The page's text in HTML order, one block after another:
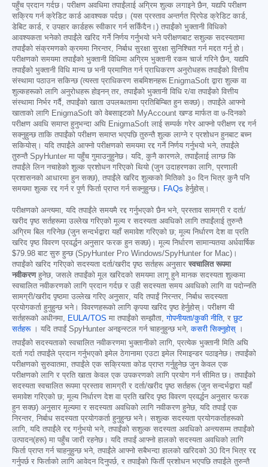
पहुँच प्रदान गर्दछ। परीक्षण अवधिमा तपाईंलाई अग्रिम शुल्क लगाइने छैन, यद्यपि परीक्षण
सक्रिय गर्न क्रेडिट कार्ड आवश्यक पर्दछ। (यस प्रस्ताव अन्तर्गत प्रिपेड क्रेडिट कार्ड,
डेबिट कार्ड, र उपहार कार्डहरू स्वीकार गर्न सकिँदैन।) तपाईंको भुक्तानी विधिको
आवश्यकता भनेको तपाईंले खरिद गर्ने निर्णय गर्नुभयो भने परीक्षणबाट सशुल्क सदस्यतामा
तपाईंको संक्रमणको क्रममा निरन्तर, निर्बाध सुरक्षा सुरक्षा सुनिश्चित गर्न मद्दत गर्नु हो।
परीक्षणको समयमा तपाईंको भुक्तानी विधिमा अग्रिम भुक्तानी रकम चार्ज गरिने छैन, यद्यपि
तपाईंको भुक्तानी विधि मान्य छ भनी प्रमाणित गर्न प्राधिकरण अनुरोधहरू तपाईंको वित्तीय
संस्थामा पठाउन सकिन्छ (त्यस्ता प्राधिकरण सबमिशनहरू EnigmaSoft द्वारा शुल्क वा
शुल्कहरूको लागि अनुरोधहरू होइनन् तर, तपाईंको भुक्तानी विधि र/वा तपाईंको वित्तीय
संस्थामा निर्भर गर्दै, तपाईंको खाता उपलब्धतामा प्रतिबिम्बित हुन सक्छ)। तपाईंले आफ्नो
खाताको लागि EnigmaSoft को वेबसाइटको MyAccount खण्ड मार्फत वा ७-दिनको
परीक्षण अवधि समाप्त हुनुभन्दा अघि EnigmaSoft लाई सम्पर्क गरेर आफ्नो परीक्षण रद्द गर्न
सक्नुहुन्छ ताकि तपाईंको परीक्षण समाप्त भएपछि तुरुन्तै शुल्क लाग्ने र प्रशोधन हुनबाट बच्न
सकियोस्। यदि तपाईंले आफ्नो परीक्षणको समयमा रद्द गर्ने निर्णय गर्नुभयो भने, तपाईंले
तुरुन्तै SpyHunter मा पहुँच गुमाउनुहुनेछ। यदि, कुनै कारणले, तपाईंलाई लाग्छ कि
तपाईंले लिन नचाहेको शुल्क प्रशोधन गरिएको थियो (जुन उदाहरणका लागि, प्रणाली
प्रशासनको आधारमा हुन सक्छ), तपाईंले खरिद शुल्कको मितिको ३० दिन भित्र कुनै पनि
समयमा शुल्क रद्द गर्न र पूर्ण फिर्ता प्राप्त गर्न सक्नुहुन्छ।
FAQs हेर्नुहोस्।
परीक्षणको अन्त्यमा, यदि तपाईंले समयमै रद्द गर्नुभएको छैन भने, प्रस्ताव सामग्री र दर्ता/
खरीद पृष्ठ सर्तहरूमा उल्लेख गरिएको मूल्य र सदस्यता अवधिको लागि तपाईंलाई तुरुन्तै
अग्रिम बिल गरिनेछ (जुन सन्दर्भद्वारा यहाँ समावेश गरिएको छ; मूल्य निर्धारण देश वा प्रति
खरिद पृष्ठ विवरण प्रवर्द्धन अनुसार फरक हुन सक्छ)। मूल्य निर्धारण सामान्यतया अर्धवार्षिक
$79.98 बाट सुरु हुन्छ (SpyHunter Pro Windows/SpyHunter for Mac)।
तपाईंको खरिद गरिएको सदस्यता दर्ता/खरीद पृष्ठ सर्तहरू अनुसार स्वचालित रूपमा
नवीकरणहुनेछ, जसले तपाईंको मूल खरिदको समयमा लागू हुने मानक सदस्यता शुल्कमा
स्वचालित नवीकरणको लागि प्रदान गर्दछ र उही सदस्यता समय अवधिको लागि वा पदोन्नति
सामग्री/खरीद पृष्ठमा उल्लेख गरिए अनुसार, यदि तपाईं निरन्तर, निर्बाध सदस्यता
प्रयोगकर्ता हुनुहुन्छ भने। विवरणहरूको लागि कृपया खरिद पृष्ठ हेर्नुहोस्। परीक्षण यी
सर्तहरूको अधीनमा, EULA/TOS मा तपाईंको सम्झौता,गोपनीयता/कुकी नीति, रछुट
सर्तहरू। यदि तपाईं SpyHunter अनइन्स्टल गर्न चाहनुहुन्छ भने,कसरी सिक्नुहोस् ।
तपाईंको सदस्यताको स्वचालित नवीकरणमा भुक्तानीको लागि, प्रत्येक भुक्तानी मिति अघि
दर्ता गर्दा तपाईंले प्रदान गर्नुभएको इमेल ठेगानामा एउटा इमेल रिमाइन्डर पठाइनेछ। तपाईंको
परीक्षणको सुरुवातमा, तपाईंले एक सक्रियता कोड प्राप्त गर्नुहुनेछ जुन केवल एक
परीक्षणको लागि र प्रति खाता केवल एक उपकरणको लागि प्रयोग गर्न सीमित छ। तपाईंको
सदस्यता स्वचालित रूपमा प्रस्ताव सामग्री र दर्ता/खरीद पृष्ठ सर्तहरू (जुन सन्दर्भद्वारा यहाँ
समावेश गरिएको छ; मूल्य निर्धारण देश वा प्रति खरिद पृष्ठ विवरण प्रवर्द्धन अनुसार फरक
हुन सक्छ) अनुसार मूल्यमा र सदस्यता अवधिको लागि नवीकरण हुनेछ, यदि तपाईं एक
निरन्तर, निर्बाध सदस्यता प्रयोगकर्ता हुनुहुन्छ भने। सशुल्क सदस्यता प्रयोगकर्ताहरूको
लागि, यदि तपाईंले रद्द गर्नुभयो भने, तपाईंको सशुल्क सदस्यता अवधिको अन्त्यसम्म तपाईंको
उत्पादन(हरू) मा पहुँच जारी रहनेछ। यदि तपाईं आफ्नो हालको सदस्यता अवधिको लागि
फिर्ता प्राप्त गर्न चाहनुहुन्छ भने, तपाईंले आफ्नो सबैभन्दा हालको खरिदको 30 दिन भित्र रद्द
गर्नुपर्छ र फिर्ताको लागि आवेदन दिनुपर्छ, र तपाईंको फिर्ती प्रशोधन भएपछि तपाईंले तुरुन्तै